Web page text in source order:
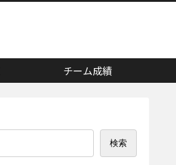
チーム成績
検索